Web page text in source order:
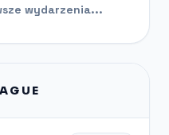
wydarzenia...